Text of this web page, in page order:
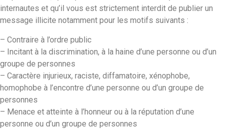
internautes et qu’il vous est strictement interdit de publier un
message illicite notamment pour les motifs suivants :
– Contraire à l’ordre public
– Incitant à la discrimination, à la haine d’une personne ou d’un
groupe de personnes
– Caractère injurieux, raciste, diffamatoire, xénophobe,
homophobe à l’encontre d’une personne ou d’un groupe de
personnes
– Menace et atteinte à l’honneur ou à la réputation d’une
personne ou d’un groupe de personnes